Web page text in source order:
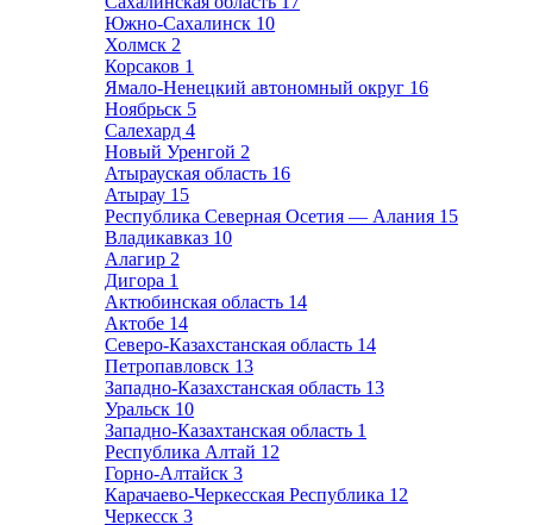
Южно-Сахалинск 10
Холмск 2
Корсаков 1
Ямало-Ненецкий автономный округ 16
Ноябрьск 5
Салехард 4
Новый Уренгой 2
Атырауская область 16
Атырау 15
Республика Северная Осетия — Алания 15
Владикавказ 10
Алагир 2
Дигора 1
Актюбинская область 14
Актобе 14
Северо-Казахстанская область 14
Петропавловск 13
Западно-Казахстанская область 13
Уральск 10
Западно-Казахтанская область 1
Республика Алтай 12
Горно-Алтайск 3
Карачаево-Черкесская Республика 12
Черкесск 3